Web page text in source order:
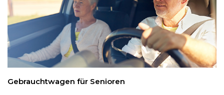
Gebrauchtwagen für Senioren